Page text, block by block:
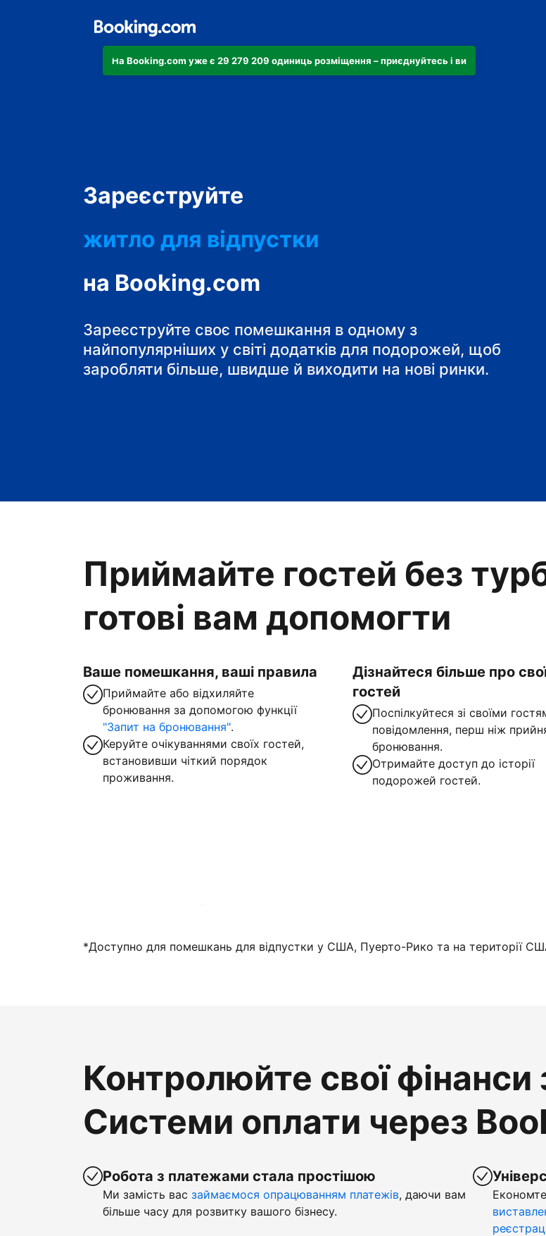
На Booking.com уже є 29 279 209 одиниць розміщення – приєднуйтесь і ви
Зареєструйте
готель
житло для відпустки
гостьовий будинок
готель типу "ліжко і сніданок"
на Booking.com
Зареєструйте своє помешкання в одному з
найпопулярніших у світі додатків для подорожей, щоб
заробляти більше, швидше й виходити на нові ринки.
Приймайте гостей без
готові вам допомогти
Ваше помешкання, ваші правила
Приймайте або відхиляйте
бронювання за допомогою функції
"Запит на бронювання".
Керуйте очікуваннями своїх гостей,
встановивши чіткий порядок
проживання.
Дізнайтеся більше про
гостей
Поспілкуйтеся зі своїми
повідомлення, перш ніж
бронювання.
Отримайте доступ до історії
подорожей гостей.
Зареєструвати помешкання вже зараз
*Доступно для помешкань для відпустки у США, Пуерто-Рико та на території
Контролюйте свої
Системи оплати через
Робота з платежами стала простішою
Ми замість вас займаємося опрацюванням платежів, даючи вам
більше часу для розвитку вашого бізнесу.